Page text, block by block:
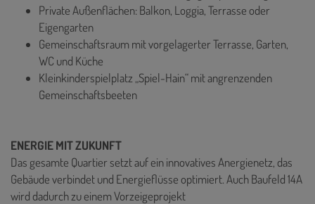
Private Außenflächen: Balkon, Loggia, Terrasse oder
Eigengarten
Gemeinschaftsraum mit vorgelagerter Terrasse, Garten,
WC und Küche
Kleinkinderspielplatz „Spiel-Hain“ mit angrenzenden
Gemeinschaftsbeeten
ENERGIE MIT ZUKUNFT
Das gesamte Quartier setzt auf ein innovatives Anergienetz, das
Gebäude verbindet und Energieflüsse optimiert. Auch Baufeld 14A
wird dadurch zu einem Vorzeigeprojekt